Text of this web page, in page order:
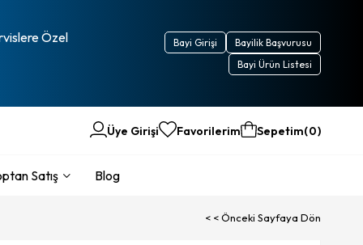
Özel Bayilik Başvurusu
Bayi Girişi
Bayi Ürün Listesi
Üye Girişi Favorilerim Sepetim 0
Satış Blog
< < Önceki Sayfaya Dön